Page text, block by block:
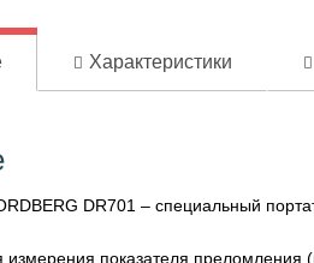
Характеристики
DR701 – специальный
измерения показателя